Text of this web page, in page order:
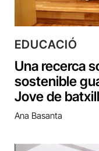
EDUCACIÓ
Una recerca
sostenible
Jove de
Ana Basanta